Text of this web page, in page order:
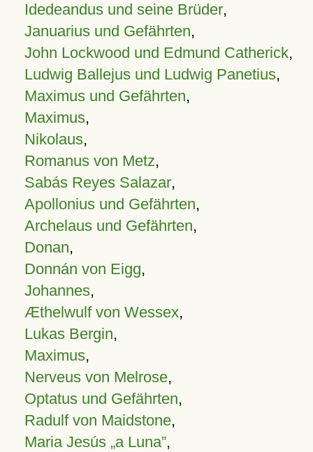
Idedeandus und seine Brüder,
Januarius und Gefährten,
John Lockwood und Edmund Catherick,
Ludwig Ballejus und Ludwig Panetius,
Maximus und Gefährten,
Maximus,
Nikolaus,
Romanus von Metz,
Sabás Reyes Salazar,
Apollonius und Gefährten,
Archelaus und Gefährten,
Donan,
Donnán von Eigg,
Johannes,
Æthelwulf von Wessex,
Lukas Bergin,
Maximus,
Nerveus von Melrose,
Optatus und Gefährten,
Radulf von Maidstone,
Maria Jesús „a Luna”,